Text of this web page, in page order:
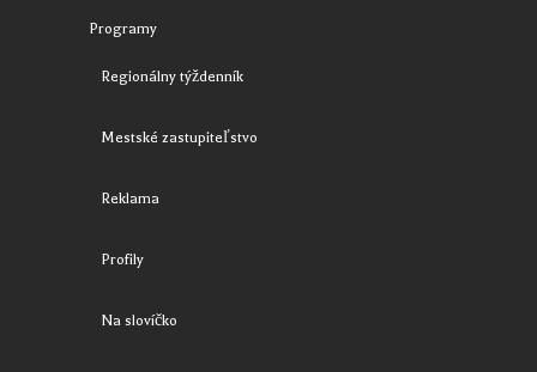
Programy
Regionálny týždenník
Mestské zastupiteľstvo
Reklama
Profily
Na slovíčko